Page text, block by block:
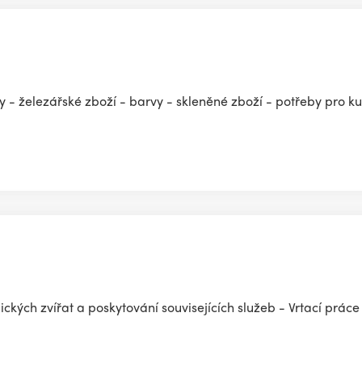
- železářské zboží - barvy - skleněné zboží - potřeby pro
zvířat a poskytování souvisejících služeb - Vrtací